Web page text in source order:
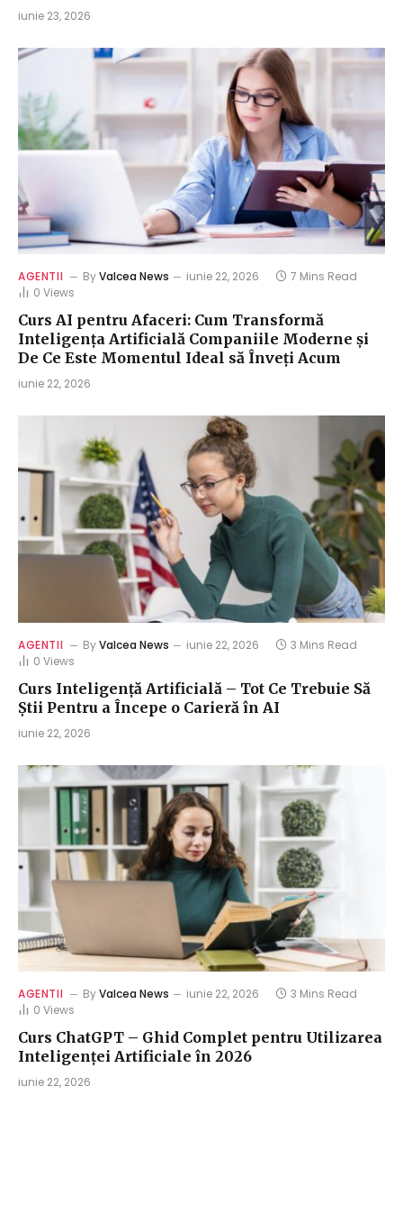
iunie 23, 2026
AGENTII ByValcea News iunie 22, 2026
7 Mins Read
0 Views
Curs AI pentru Afaceri: Cum Transformă
Inteligența Artificială Companiile Moderne și
De Ce Este Momentul Ideal să Înveți Acum
iunie 22, 2026
AGENTII ByValcea News iunie 22, 2026
3 Mins Read
0 Views
Curs Inteligență Artificială – Tot Ce Trebuie Să
Știi Pentru a Începe o Carieră în AI
iunie 22, 2026
AGENTII ByValcea News iunie 22, 2026
3 Mins Read
0 Views
Curs ChatGPT – Ghid Complet pentru Utilizarea
Inteligenței Artificiale în 2026
iunie 22, 2026